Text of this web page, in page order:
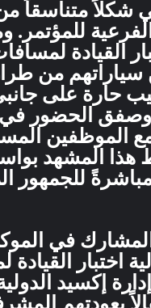
شكلاً متناسقاً
الفرعية
القيادة
حارة على
وصفق الحضور
الموظفين
مباشرةً للجمهور
في
اختبار
إكسيد الدولية
بعودتهم